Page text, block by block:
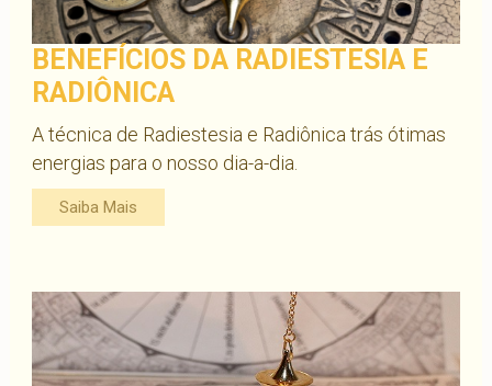
BENEFÍCIOS DA RADIESTESIA E
RADIÔNICA
A técnica de Radiestesia e Radiônica trás ótimas
energias para o nosso dia-a-dia.
Saiba Mais